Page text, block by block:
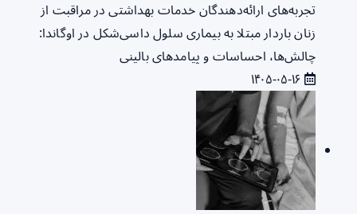
تجربه‌های ارائه‌دهندگان خدمات بهداشتی در مراقبت از
زنان باردار مبتلا به بیماری سلول داسی‌شکل در اوگاندا:
چالش‌ها، احساسات و پیامدهای بالینی